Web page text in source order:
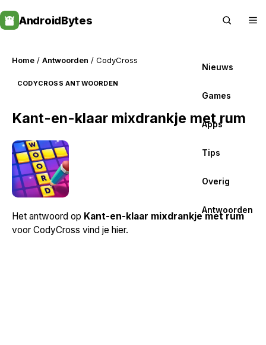
to
content
AndroidBytes
Nieuws
Games
Apps
Tips
Overig
Antwoorden
Home / Antwoorden / CodyCross
CODYCROSS ANTWOORDEN
Kant-en-klaar mixdrankje met rum
Het antwoord op Kant-en-klaar mixdrankje met rum
voor CodyCross vind je hier.